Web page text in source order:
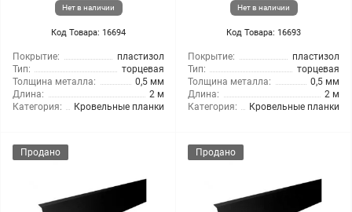
Нет в наличии
Код Товара: 16694
Покрытие:
пластизол
Тип:
торцевая
Толщина металла:
0,5 мм
Длина:
2 м
Категория:
Кровельные планки
Нет в наличии
Код Товара: 16693
Покрытие:
пластизол
Тип:
торцевая
Толщина металла:
0,5 мм
Длина:
2 м
Категория:
Кровельные планки
Продано Продано